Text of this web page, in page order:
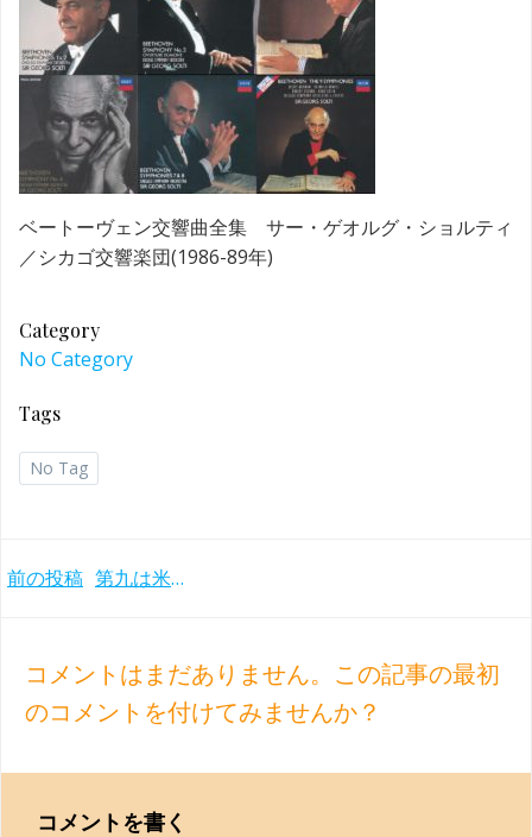
ベートーヴェン交響曲全集 サー・ゲオルグ・ショルティ
／シカゴ交響楽団(1986-89年)
Category
No Category
Tags
No Tag
Post
前の投稿 第九は米グラミー賞受賞！しなやかなショルティ＆シカゴ響の2回目のベートーヴェン交響曲全集(1986-89年)
コメントはまだありません。この記事の最初
のコメントを付けてみませんか？
コメントを書く